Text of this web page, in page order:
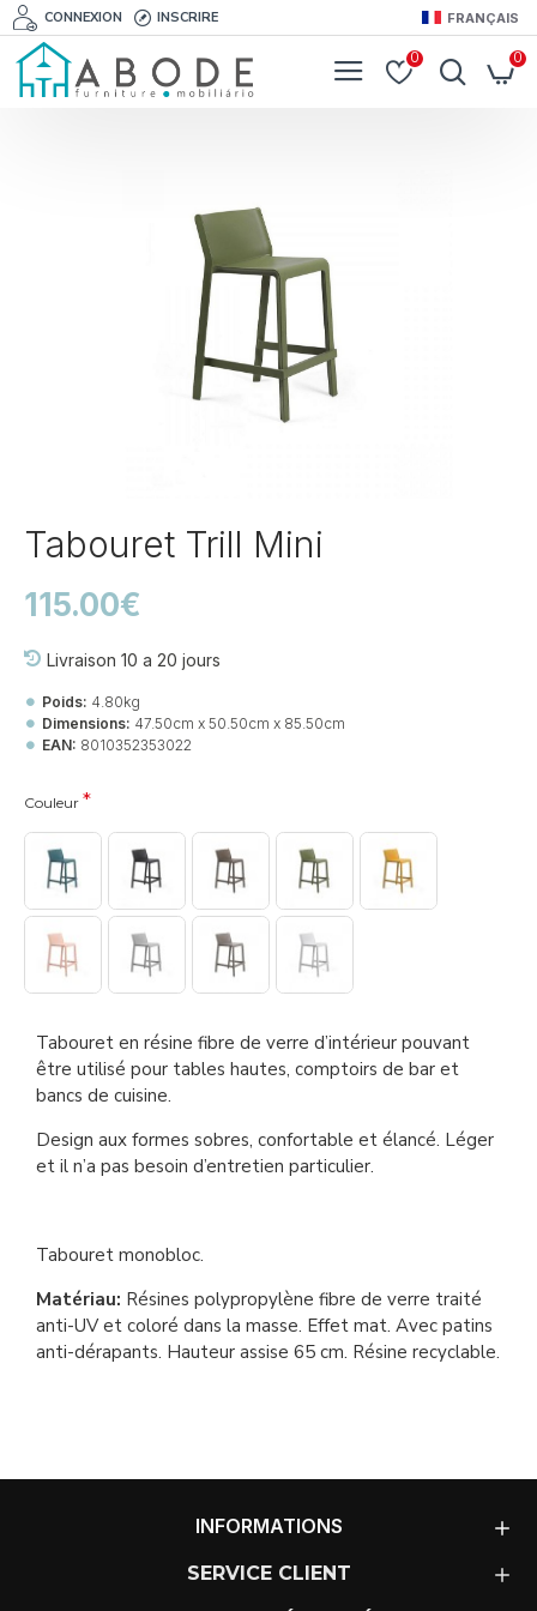
CONNEXION INSCRIRE FRANÇAIS
0 0
Tabouret Trill Mini
Livraison 10 a 20 jours
Poids: 4.80kg
Dimensions: 47.50cm x 50.50cm x 85.50cm
EAN: 8010352353022
115.00€
Couleur
Tabouret en résine fibre de verre d’intérieur pouvant
être utilisé pour tables hautes, comptoirs de bar et
bancs de cuisine.
Design aux formes sobres, confortable et élancé. Léger
et il n’a pas besoin d’entretien particulier.
Tabouret monobloc.
Matériau: Résines polypropylène fibre de verre traité
anti-UV et coloré dans la masse. Effet mat. Avec patins
anti-dérapants. Hauteur assise 65 cm. Résine recyclable.
INFORMATIONS
SERVICE CLIENT